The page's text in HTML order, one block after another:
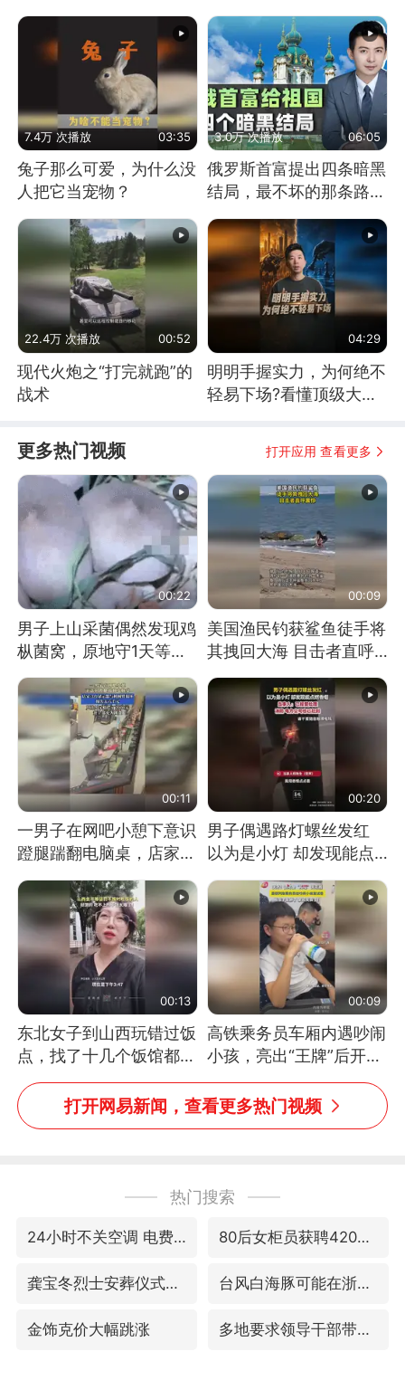
始？
的
7.4万 次播放 03:35
兔子那么可爱，为什么没
人把它当宠物？
3.0万 次播放 06:05
俄罗斯首富提出四条暗黑
结局，最不坏的那条路是
22.4万 次播放 00:52
现代火炮之“打完就跑”的
战术
04:29
明明手握实力，为何绝不
轻易下场?看懂顶级大国
更多热门视频 打开应用 查看更多
00:22
男子上山采菌偶然发现鸡
枞菌窝，原地守1天等它
长大：挖了140多朵
00:09
美国渔民钓获鲨鱼徒手将
其拽回大海 目击者直呼
震惊 （视频来源：参考
消息）
00:11
一男子在网吧小憩下意识
蹬腿踹翻电脑桌，店家3
台显示器与机械臂损坏
00:20
男子偶遇路灯螺丝发红
以为是小灯 却发现能点
燃香烟 当事人：已报警
处理
00:13
东北女子到山西玩错过饭
点，找了十几个饭馆都没
开门：午休到几点
00:09
高铁乘务员车厢内遇吵闹
小孩，亮出“王牌”后开启
一键静音
打开网易新闻，查看更多热门视频
热门搜索
24小时不关空调 电费会更低吗 80后女柜员获聘4200亿银行副行长
龚宝冬烈士安葬仪式举行 台风白海豚可能在浙闽沿海登陆
金饰克价大幅跳涨 多地要求领导干部带头休假